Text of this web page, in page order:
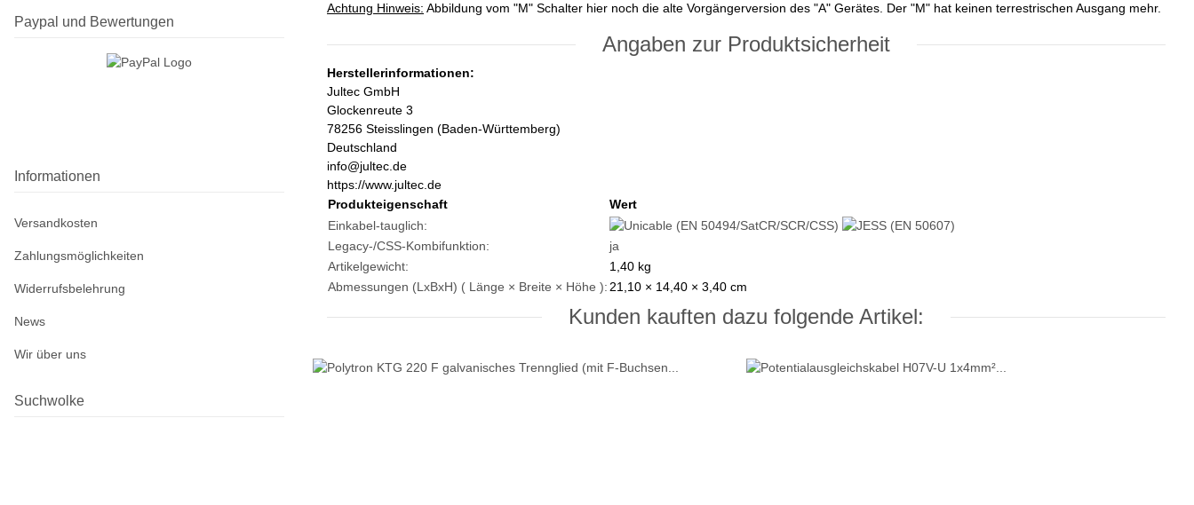
Achtung Hinweis: Abbildung vom "M" Schalter hier noch die alte Vorgängerversion des "A" Gerätes. Der "M" hat keinen terrestrischen Ausgang mehr.
Angaben zur Produktsicherheit
Herstellerinformationen:
Jultec GmbH
Glockenreute 3
78256 Steisslingen (Baden-Württemberg)
Deutschland
info@jultec.de
https://www.jultec.de
Produkteigenschaft
Wert
Einkabel-tauglich:
Legacy-/CSS-Kombifunktion:
ja
Artikelgewicht:
1,40 kg
Abmessungen (LxBxH) ( Länge × Breite × Höhe ): 21,10 × 14,40 × 3,40 cm
Kunden kauften dazu folgende Artikel:
Paypal und Bewertungen
Informationen
Versandkosten
Zahlungsmöglichkeiten
Widerrufsbelehrung
News
Wir über uns
Suchwolke